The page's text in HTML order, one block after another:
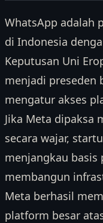
WhatsApp adalah
di Indonesia
Keputusan Uni
menjadi preseden
mengatur akses
Jika Meta dipaksa
secara wajar,
menjangkau basis
membangun
Meta berhasil
platform besar